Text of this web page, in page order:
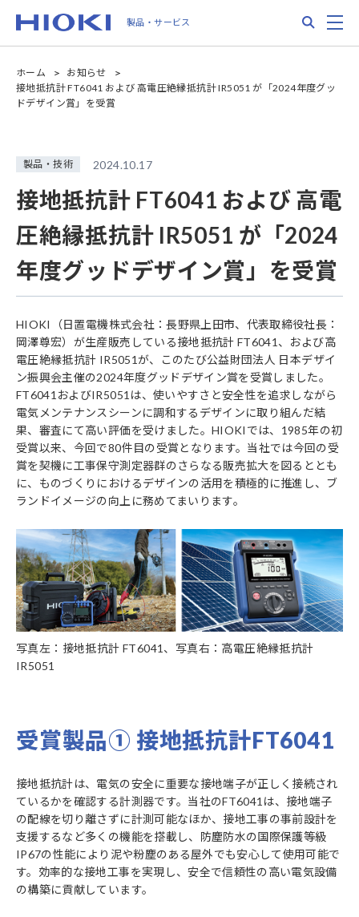
main
製品・サービス
ホーム
お知らせ
接地抵抗計 FT6041 および 高電圧絶縁抵抗計 IR5051 が「2024年度グッ
ドデザイン賞」を受賞
製品・技術 2024.10.17
接地抵抗計 FT6041 および 高電
圧絶縁抵抗計 IR5051 が「2024
年度グッドデザイン賞」を受賞
HIOKI（日置電機株式会社：長野県上田市、代表取締役社長：
岡澤尊宏）が生産販売している接地抵抗計 FT6041、および高
電圧絶縁抵抗計 IR5051が、このたび公益財団法人 日本デザイ
ン振興会主催の2024年度グッドデザイン賞を受賞しました。
FT6041およびIR5051は、使いやすさと安全性を追求しながら
電気メンテナンスシーンに調和するデザインに取り組んだ結
果、審査にて高い評価を受けました。HIOKIでは、1985年の初
受賞以来、今回で80件目の受賞となります。当社では今回の受
賞を契機に工事保守測定器群のさらなる販売拡大を図るととも
に、ものづくりにおけるデザインの活用を積極的に推進し、ブ
ランドイメージの向上に務めてまいります。
写真左：接地抵抗計 FT6041、写真右：高電圧絶縁抵抗計
IR5051
受賞製品① 接地抵抗計FT6041
接地抵抗計は、電気の安全に重要な接地端子が正しく接続され
ているかを確認する計測器です。当社のFT6041は、接地端子
の配線を切り離さずに計測可能なほか、接地工事の事前設計を
支援するなど多くの機能を搭載し、防塵防水の国際保護等級
IP67の性能により泥や粉塵のある屋外でも安心して使用可能で
す。効率的な接地工事を実現し、安全で信頼性の高い電気設備
の構築に貢献しています。